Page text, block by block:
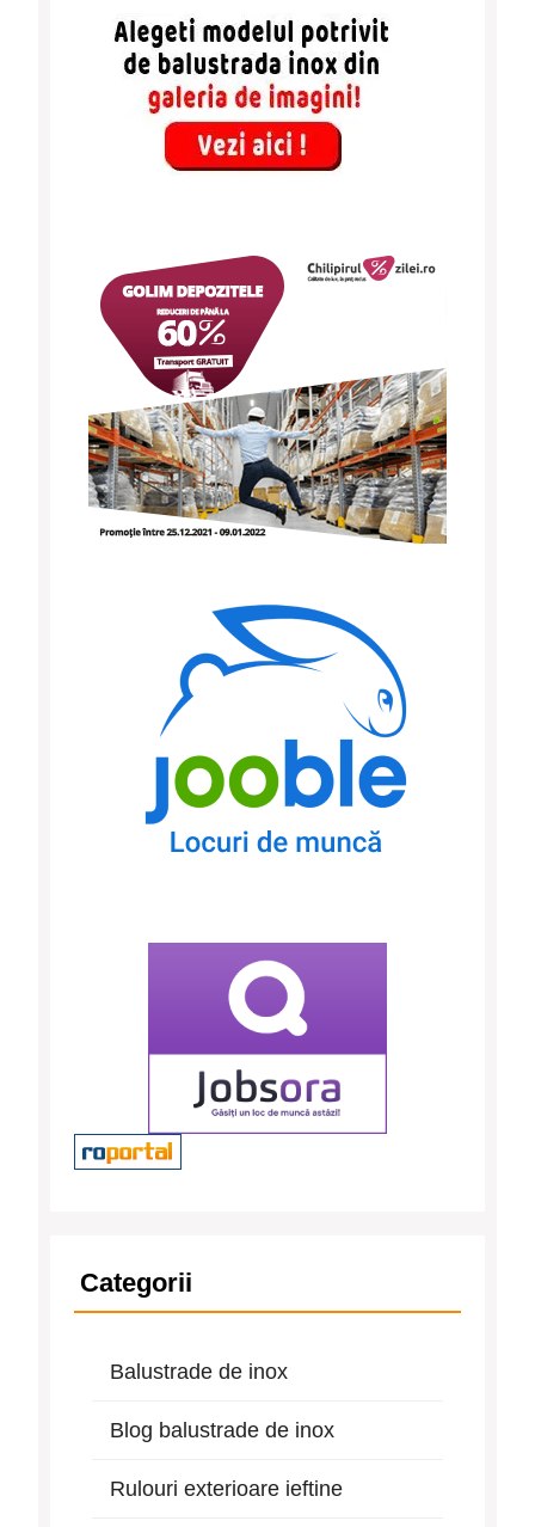
Categorii
Balustrade de inox
Blog balustrade de inox
Rulouri exterioare ieftine